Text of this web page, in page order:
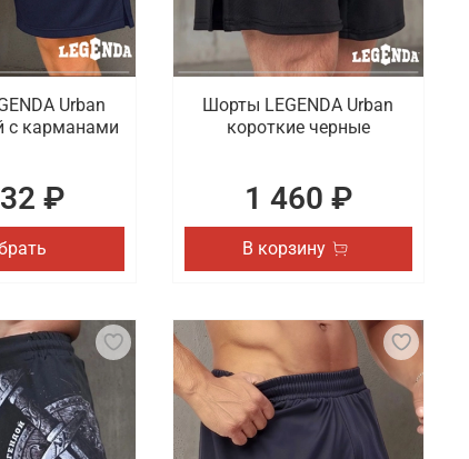
для новичков и профессионалов,
Urban
с карманами
₽
Шорты LEGENDA Urban
короткие черные
1 460 ₽
В корзину